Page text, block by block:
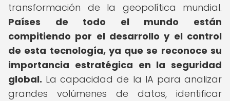
transformación de la geopolítica mundial.
Países de todo el mundo están
compitiendo por el desarrollo y el control
de esta tecnología, ya que se reconoce su
importancia estratégica en la seguridad
global. La capacidad de la IA para analizar
grandes volúmenes de datos, identificar